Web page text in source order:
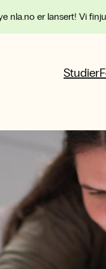
nla.no er lansert! Vi
Studier